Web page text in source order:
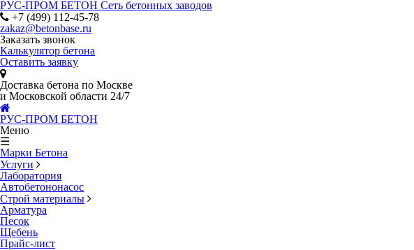
РУС-ПРОМ БЕТОН Сеть бетонных заводов
+7 (499) 112-45-78
zakaz@betonbase.ru
Заказать звонок
Калькулятор бетона
Оставить заявку
Доставка бетона по Москве
и Московской области 24/7
РУС-ПРОМ БЕТОН
Меню
☰
Марки Бетона
Услуги
Лаборатория
Автобетононасос
Строй материалы
Арматура
Песок
Щебень
Прайс-лист